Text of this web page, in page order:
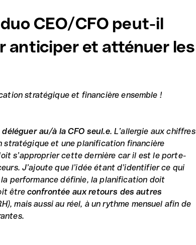
CEO/CFO peut-il
anticiper et atténuer les
stratégique et financière ensemble !
déléguer au/à la CFO seul.e. L’allergie aux chiffres
et une planification financière
s’approprier cette dernière car il est le porte-
J’ajoute que l’idée étant d’identifier ce qui
performance définie, la planification doit
être confrontée aux retours des autres
mais aussi au réel, à un rythme mensuel afin de